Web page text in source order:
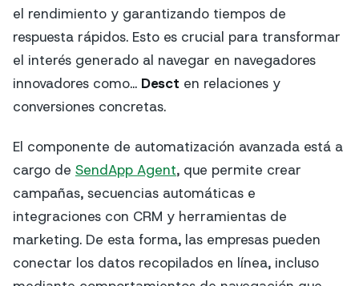
el rendimiento y garantizando tiempos de
respuesta rápidos. Esto es crucial para transformar
el interés generado al navegar en navegadores
innovadores como... Desct en relaciones y
conversiones concretas.
El componente de automatización avanzada está a
cargo de SendApp Agent, que permite crear
campañas, secuencias automáticas e
integraciones con CRM y herramientas de
marketing. De esta forma, las empresas pueden
conectar los datos recopilados en línea, incluso